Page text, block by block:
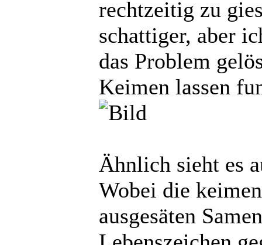
rechtzeitig zu
schattiger, aber
das Problem
Keimen lassen
Ähnlich sieht es
Wobei die
ausgesäten